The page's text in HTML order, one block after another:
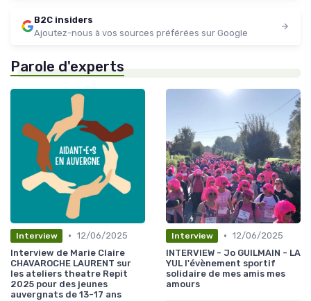
B2C insiders
Ajoutez-nous à vos sources préférées sur Google
Parole d'experts
Interview • 12/06/2025
Interview de Marie Claire
CHAVAROCHE LAURENT sur
les ateliers theatre Repit
2025 pour des jeunes
auvergnats de 13-17 ans
Interview • 12/06/2025
INTERVIEW - Jo GUILMAIN - LA
YUL l'évènement sportif
solidaire de mes amis mes
amours